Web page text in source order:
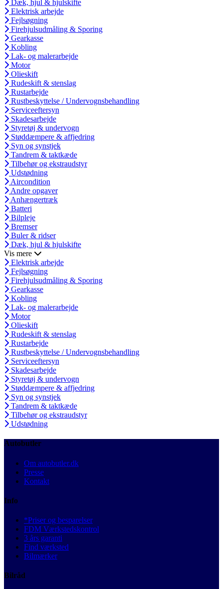
Dæk, hjul & hjulskifte
Elektrisk arbejde
Fejlsøgning
Firehjulsudmåling & Sporing
Gearkasse
Kobling
Lak- og malerarbejde
Motor
Olieskift
Rudeskift & stenslag
Rustarbejde
Rustbeskyttelse / Undervognsbehandling
Serviceeftersyn
Skadesarbejde
Styretøj & undervogn
Støddæmpere & affjedring
Syn og synstjek
Tandrem & taktkæde
Tilbehør og ekstraudstyr
Udstødning
Aircondition
Andre opgaver
Anhængertræk
Batteri
Bilpleje
Bremser
Buler & ridser
Dæk, hjul & hjulskifte
Vis mere
Elektrisk arbejde
Fejlsøgning
Firehjulsudmåling & Sporing
Gearkasse
Kobling
Lak- og malerarbejde
Motor
Olieskift
Rudeskift & stenslag
Rustarbejde
Rustbeskyttelse / Undervognsbehandling
Serviceeftersyn
Skadesarbejde
Styretøj & undervogn
Støddæmpere & affjedring
Syn og synstjek
Tandrem & taktkæde
Tilbehør og ekstraudstyr
Udstødning
Autobutler
Om autobutler.dk
Presse
Kontakt
Info
*Priser og besparelser
FDM Værkstedskontrol
3 års garanti
Find værksted
Bilmærker
Bilråd